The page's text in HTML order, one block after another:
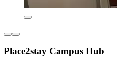
Place2stay Campus Hub